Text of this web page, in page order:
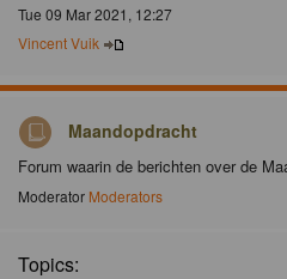
Tue 09 Mar 2021, 12:27
Vincent Vuik
Maandopdracht
Forum waarin de berichten over de
Moderator Moderators
Topics: